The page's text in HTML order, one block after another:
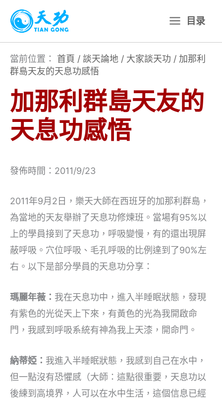
主
目录
當前位置： 首頁 / 談天論地 / 大家談天功 / 加那利
群島天友的天息功感悟
加那利群島天友的
天息功感悟
發佈時間：2011/9/23
2011年9月2日，樂天大師在西班牙的加那利群島，
為當地的天友舉辦了天息功修煉班。當場有95%以
上的學員接到了天息功，呼吸變慢，有的還出現屏
蔽呼吸。穴位呼吸、毛孔呼吸的比例達到了90%左
右。以下是部分學員的天息功分享：
瑪麗年薇： 我在天息功中，進入半睡眠狀態，發現
有紫色的光從天上下來，有黃色的光為我開啟命
門，我感到呼吸系統有神為我上天漆，開命門。
納蒂婭： 我進入半睡眠狀態，我感到自己在水中，
但一點沒有恐懼感（大師：這點很重要，天息功以
後練到高境界，人可以在水中生活，這個信息已經